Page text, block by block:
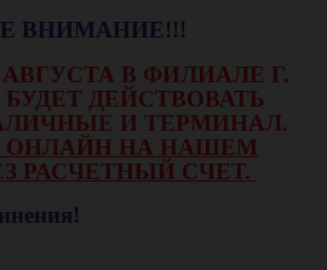
ВНИМАНИЕ!!!
В ФИЛИАЛЕ Г.
ДЕЙСТВОВАТЬ
И ТЕРМИНАЛ.
ОНЛАЙН НА НАШЕМ
РАСЧЕТНЫЙ СЧЕТ.